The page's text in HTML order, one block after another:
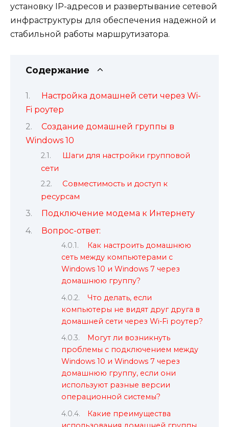
установку IP-адресов и развертывание сетевой
инфраструктуры для обеспечения надежной и
стабильной работы маршрутизатора.
Содержание
Настройка домашней сети через Wi-
Fi роутер
Создание домашней группы в
Windows 10
Шаги для настройки групповой
сети
Совместимость и доступ к
ресурсам
Подключение модема к Интернету
Вопрос-ответ:
Как настроить домашнюю
сеть между компьютерами с
Windows 10 и Windows 7 через
домашнюю группу?
Что делать, если
компьютеры не видят друг друга в
домашней сети через Wi-Fi роутер?
Могут ли возникнуть
проблемы с подключением между
Windows 10 и Windows 7 через
домашнюю группу, если они
используют разные версии
операционной системы?
Какие преимущества